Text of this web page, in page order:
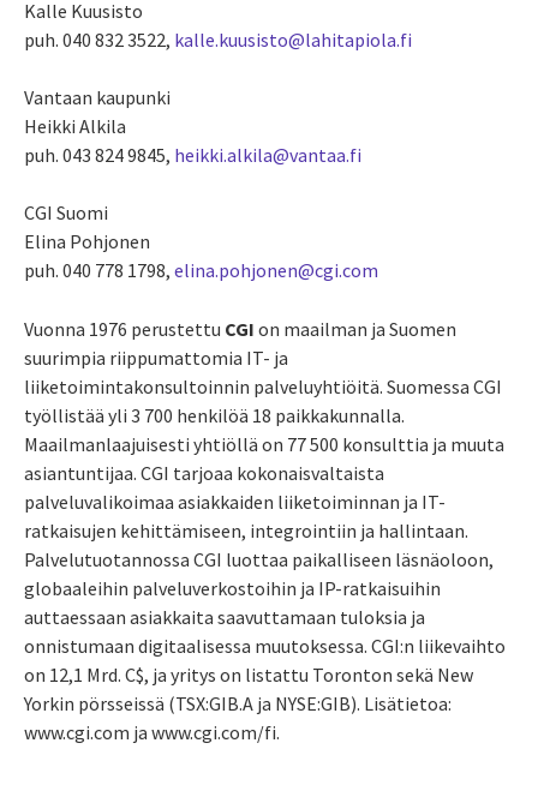
Kalle Kuusisto
puh. 040 832 3522, kalle.kuusisto@lahitapiola.fi
Vantaan kaupunki
Heikki Alkila
puh. 043 824 9845, heikki.alkila@vantaa.fi
CGI Suomi
Elina Pohjonen
puh. 040 778 1798, elina.pohjonen@cgi.com
Vuonna 1976 perustettu CGI on maailman ja Suomen
suurimpia riippumattomia IT- ja
liiketoimintakonsultoinnin palveluyhtiöitä. Suomessa CGI
työllistää yli 3 700 henkilöä 18 paikkakunnalla.
Maailmanlaajuisesti yhtiöllä on 77 500 konsulttia ja muuta
asiantuntijaa. CGI tarjoaa kokonaisvaltaista
palveluvalikoimaa asiakkaiden liiketoiminnan ja IT-
ratkaisujen kehittämiseen, integrointiin ja hallintaan.
Palvelutuotannossa CGI luottaa paikalliseen läsnäoloon,
globaaleihin palveluverkostoihin ja IP-ratkaisuihin
auttaessaan asiakkaita saavuttamaan tuloksia ja
onnistumaan digitaalisessa muutoksessa. CGI:n liikevaihto
on 12,1 Mrd. C$, ja yritys on listattu Toronton sekä New
Yorkin pörsseissä (TSX:GIB.A ja NYSE:GIB). Lisätietoa:
www.cgi.com ja www.cgi.com/fi.